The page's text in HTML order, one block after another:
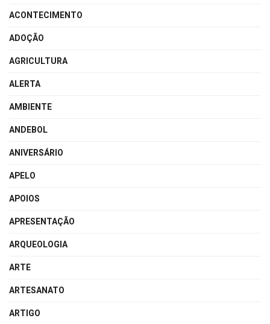
ACONTECIMENTO
ADOÇÃO
AGRICULTURA
ALERTA
AMBIENTE
ANDEBOL
ANIVERSÁRIO
APELO
APOIOS
APRESENTAÇÃO
ARQUEOLOGIA
ARTE
ARTESANATO
ARTIGO